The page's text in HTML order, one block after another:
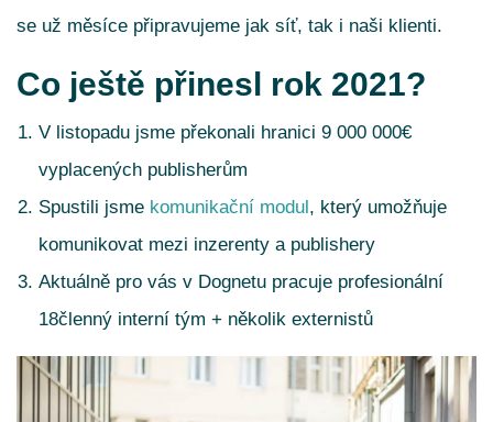
se už měsíce připravujeme jak síť, tak i naši klienti.
Co ještě přinesl rok 2021?
V listopadu jsme překonali hranici 9 000 000€
vyplacených publisherům
Spustili jsme komunikační modul , který umožňuje
komunikovat mezi inzerenty a publishery
Aktuálně pro vás v Dognetu pracuje profesionální
18členný interní tým + několik externistů